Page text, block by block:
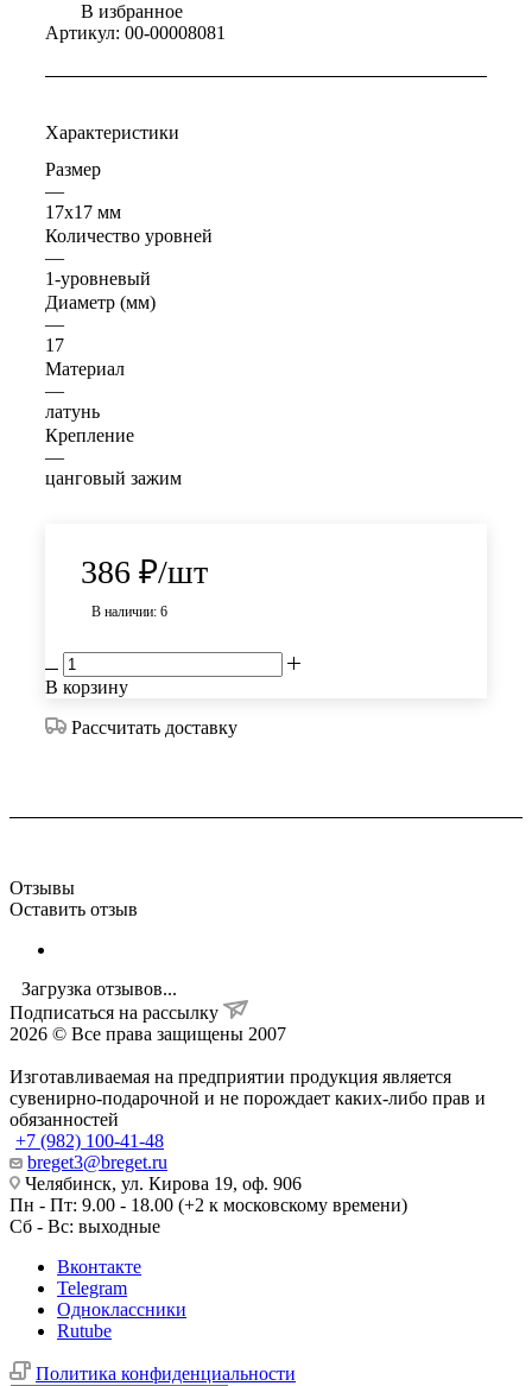
В избранное
Артикул: 00-00008081
Характеристики
Размер
—
17x17 мм
Количество уровней
—
1-уровневый
Диаметр (мм)
—
17
Материал
—
латунь
Крепление
—
цанговый зажим
386 ₽/шт
В наличии: 6
В корзину
Рассчитать доставку
Отзывы
Оставить отзыв
Загрузка отзывов...
Подписаться на рассылку
2026 © Все права защищены 2007
Изготавливаемая на предприятии продукция является
сувенирно-подарочной и не порождает каких-либо прав и
обязанностей
+7 (982) 100-41-48
breget3@breget.ru
Челябинск, ул. Кирова 19, оф. 906
Пн - Пт: 9.00 - 18.00 (+2 к московскому времени)
Сб - Вс: выходные
Вконтакте
Telegram
Одноклассники
Rutube
Политика конфиденциальности